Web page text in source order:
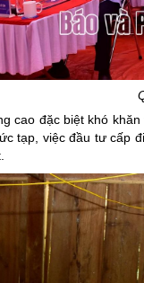
Chuyên đề tổng
cao đặc biệt khó
tạp, việc đầu tư cấp